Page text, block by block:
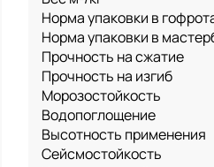
Норма упаковки в
Норма упаковки в
Прочность на сжатие
Прочность на изгиб
Морозостойкость
Водопоглощение
Высотность применения
Сейсмостойкость